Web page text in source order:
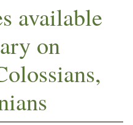
available
on